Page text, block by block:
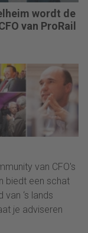
wordt de
van ProRail
van CFO's
biedt een schat
van ‘s lands
je adviseren